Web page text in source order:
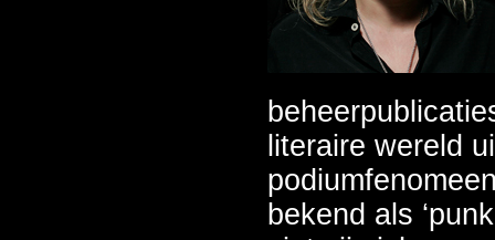
literaire wereld
bekend als